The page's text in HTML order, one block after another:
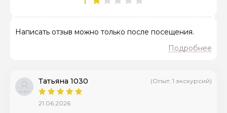
Искренне ваша, Галина
Написать отзыв можно только после посещения.
Татьяна 1030 (Опыт: 1 экскурсий)
21.06.2026